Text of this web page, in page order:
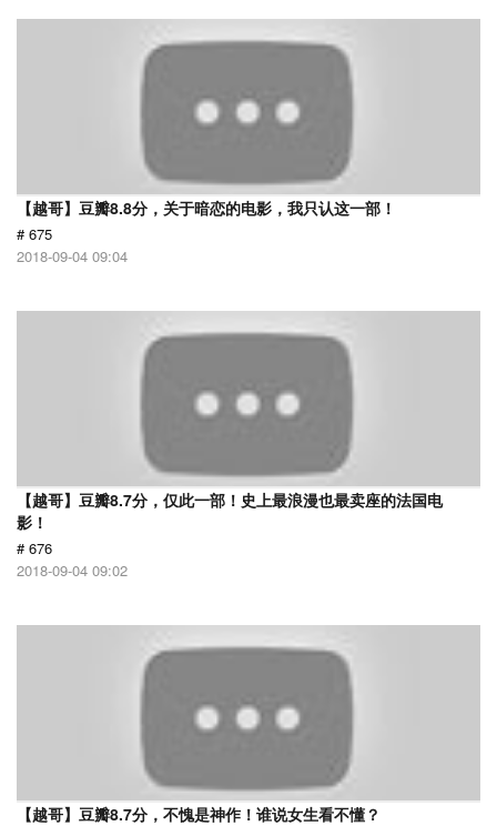
【越哥】豆瓣8.8分，关于暗恋的电影，我只认这一部！
# 675
2018-09-04 09:04
【越哥】豆瓣8.7分，仅此一部！史上最浪漫也最卖座的法国电
影！
# 676
2018-09-04 09:02
【越哥】豆瓣8.7分，不愧是神作！谁说女生看不懂？